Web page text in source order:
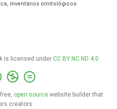
inventários ornitológicos.
is licensed under CC BY NC ND 4.0
open source website builder that
creators.